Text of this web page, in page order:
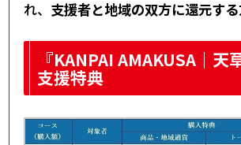
れ、 支援者と地域の双方に還元す
『KANPAI AMAKUSA｜天
支援特典